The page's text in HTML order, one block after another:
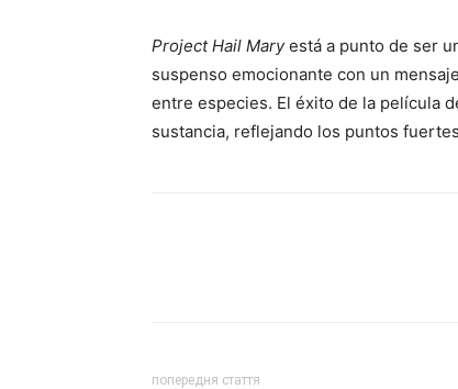
Project Hail Maryestá a punto de ser
suspenso emocionante con un
entre especies. El éxito de la película
sustancia, reflejando los puntos
попередня стаття